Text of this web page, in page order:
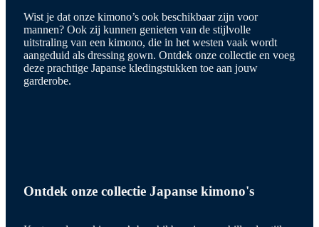
Wist je dat onze kimono’s ook beschikbaar zijn voor
mannen? Ook zij kunnen genieten van de stijlvolle
uitstraling van een kimono, die in het westen vaak wordt
aangeduid als dressing gown. Ontdek onze collectie en voeg
deze prachtige Japanse kledingstukken toe aan jouw
garderobe.
Ontdek onze collectie Japanse kimono's